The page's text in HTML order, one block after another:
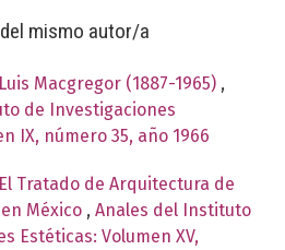
mismo autor/a
Luis Macgregor (1887-1965) ,
de Investigaciones
IX, número 35, año 1966
El Tratado de Arquitectura de
México , Anales del Instituto
Estéticas: Volumen XV,